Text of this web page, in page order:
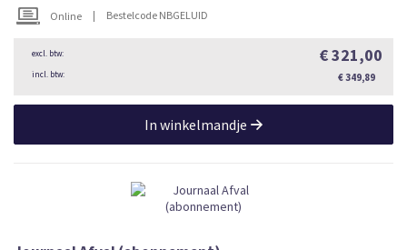
Online | Bestelcode NBGELUID
€ 321,00
€ 349,89
In winkelmandje